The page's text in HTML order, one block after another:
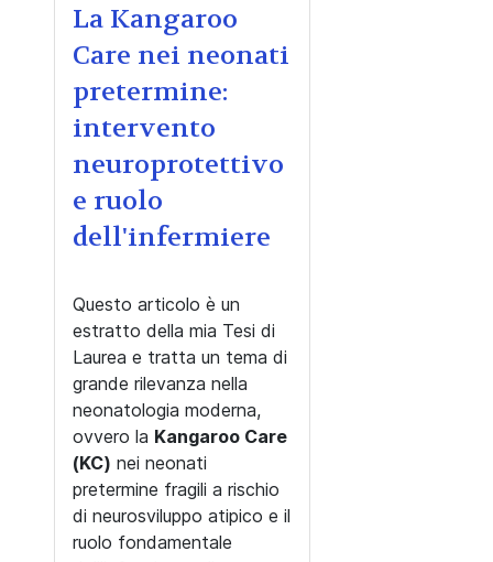
La Kangaroo
Care nei neonati
pretermine:
intervento
neuroprotettivo
e ruolo
dell'infermiere
Questo articolo è un
estratto della mia Tesi di
Laurea e tratta un tema di
grande rilevanza nella
neonatologia moderna,
ovvero la Kangaroo Care
(KC) nei neonati
pretermine fragili a rischio
di neurosviluppo atipico e il
ruolo fondamentale